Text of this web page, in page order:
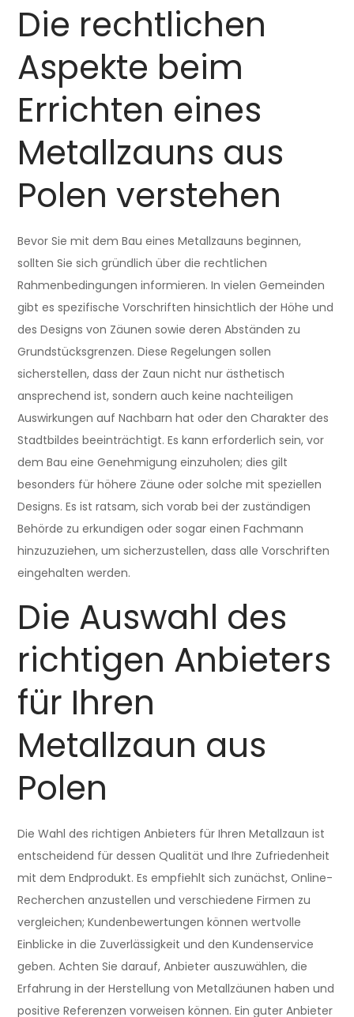
Die rechtlichen
Aspekte beim
Errichten eines
Metallzauns aus
Polen verstehen
Bevor Sie mit dem Bau eines Metallzauns beginnen,
sollten Sie sich gründlich über die rechtlichen
Rahmenbedingungen informieren. In vielen Gemeinden
gibt es spezifische Vorschriften hinsichtlich der Höhe und
des Designs von Zäunen sowie deren Abständen zu
Grundstücksgrenzen. Diese Regelungen sollen
sicherstellen, dass der Zaun nicht nur ästhetisch
ansprechend ist, sondern auch keine nachteiligen
Auswirkungen auf Nachbarn hat oder den Charakter des
Stadtbildes beeinträchtigt. Es kann erforderlich sein, vor
dem Bau eine Genehmigung einzuholen; dies gilt
besonders für höhere Zäune oder solche mit speziellen
Designs. Es ist ratsam, sich vorab bei der zuständigen
Behörde zu erkundigen oder sogar einen Fachmann
hinzuzuziehen, um sicherzustellen, dass alle Vorschriften
eingehalten werden.
Die Auswahl des
richtigen Anbieters
für Ihren
Metallzaun aus
Polen
Die Wahl des richtigen Anbieters für Ihren Metallzaun ist
entscheidend für dessen Qualität und Ihre Zufriedenheit
mit dem Endprodukt. Es empfiehlt sich zunächst, Online-
Recherchen anzustellen und verschiedene Firmen zu
vergleichen; Kundenbewertungen können wertvolle
Einblicke in die Zuverlässigkeit und den Kundenservice
geben. Achten Sie darauf, Anbieter auszuwählen, die
Erfahrung in der Herstellung von Metallzäunen haben und
positive Referenzen vorweisen können. Ein guter Anbieter